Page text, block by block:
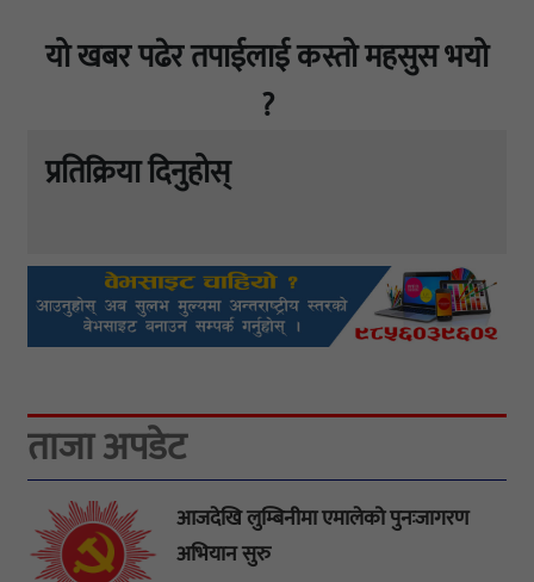
यो खबर पढेर तपाईलाई कस्तो महसुस भयो
?
प्रतिक्रिया दिनुहोस्
ताजा अपडेट
आजदेखि लुम्बिनीमा एमालेको पुनःजागरण
अभियान सुरु